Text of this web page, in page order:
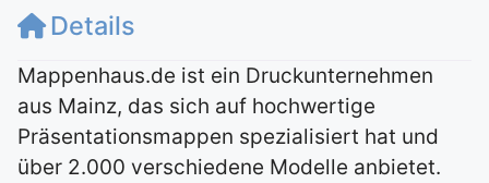
Details
Mappenhaus.de ist ein Druckunternehmen
aus Mainz, das sich auf hochwertige
Präsentationsmappen spezialisiert hat und
über 2.000 verschiedene Modelle anbietet.